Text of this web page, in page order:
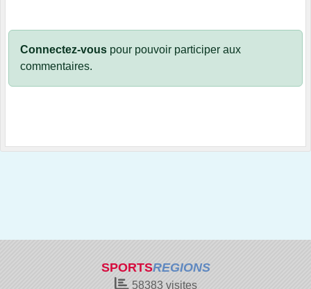
Connectez-vous pour pouvoir participer aux
commentaires.
SPORTSREGIONS
58383visites